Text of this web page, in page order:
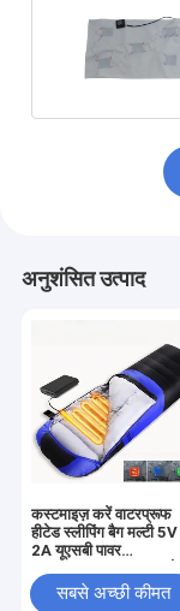
अनुशंसित उत्पाद
कस्टमाइज़ करें वाटरप्रूफ
हीटेड स्लीपिंग बैग मल्टी 5V
2A यूएसबी पावर
हीटेड स्लीपिंग बैग कैम्पिंग के
लिए
सबसे अच्छी कीमत